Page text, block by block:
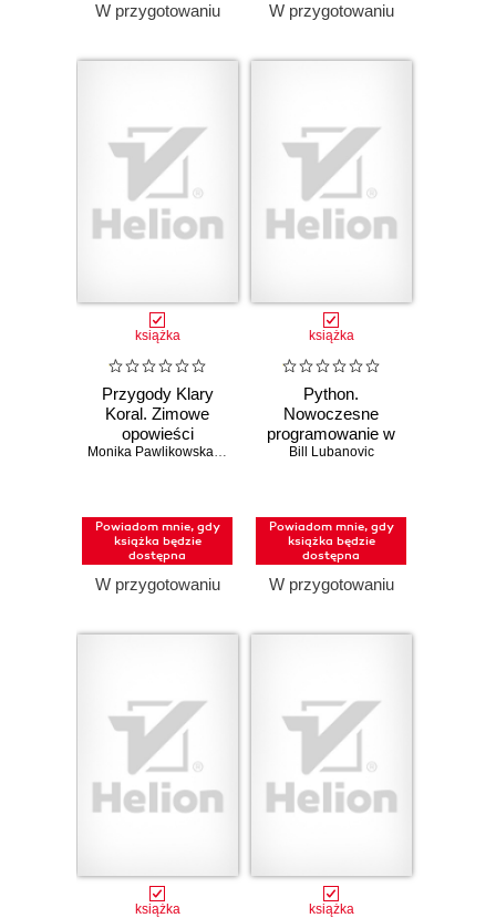
W przygotowaniu W przygotowaniu
książka
Przygody Klary
Koral. Zimowe
opowieści
logopedyczne Monika Pawlikowska
,Monika Ignasiak
Powiadom mnie, gdy
książka będzie
dostępna
W przygotowaniu
książka
Python.
Nowoczesne
programowanie w
prostych krokach.
Bill Lubanovic
Powiadom mnie, gdy
książka będzie
dostępna
W przygotowaniu
książka książka